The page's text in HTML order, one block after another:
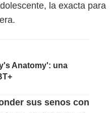
la exacta para
Anatomy': una
sus senos con